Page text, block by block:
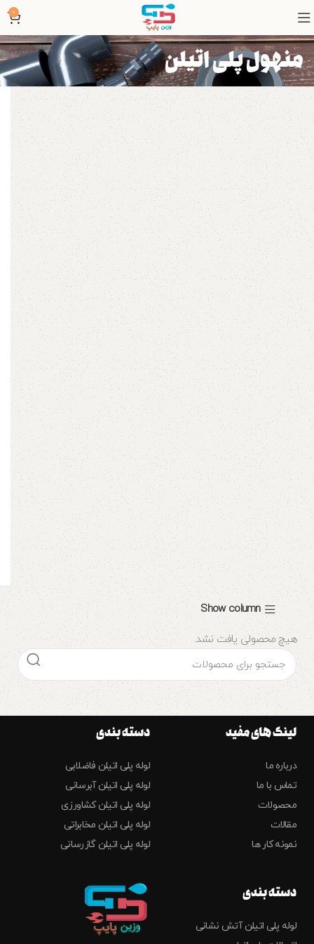
0
منهول پلی اتیلن
Show column
هیچ محصولی یافت نشد.
لینک های مفید
درباره ما
تماس با ما
محصولات
مقالات
نمونه کار ها
دسته بندی
لوله پلی اتیلن فاضلابی
لوله پلی اتیلن آبرسانی
لوله پلی اتیلن کشاورزی
لوله پلی اتیلن مخابراتی
لوله پلی اتیلن گازرسانی
دسته بندی
لوله پلی اتیلن آتش نشانی